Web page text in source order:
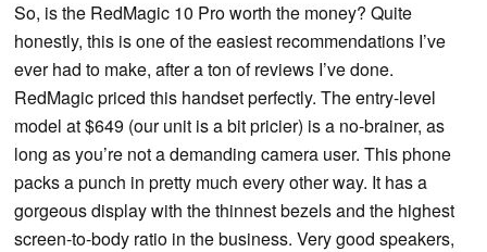
So, is the RedMagic 10 Pro worth the money? Quite
honestly, this is one of the easiest recommendations I’ve
ever had to make, after a ton of reviews I’ve done.
RedMagic priced this handset perfectly. The entry-level
model at $649 (our unit is a bit pricier) is a no-brainer, as
long as you’re not a demanding camera user. This phone
packs a punch in pretty much every other way. It has a
gorgeous display with the thinnest bezels and the highest
screen-to-body ratio in the business. Very good speakers,